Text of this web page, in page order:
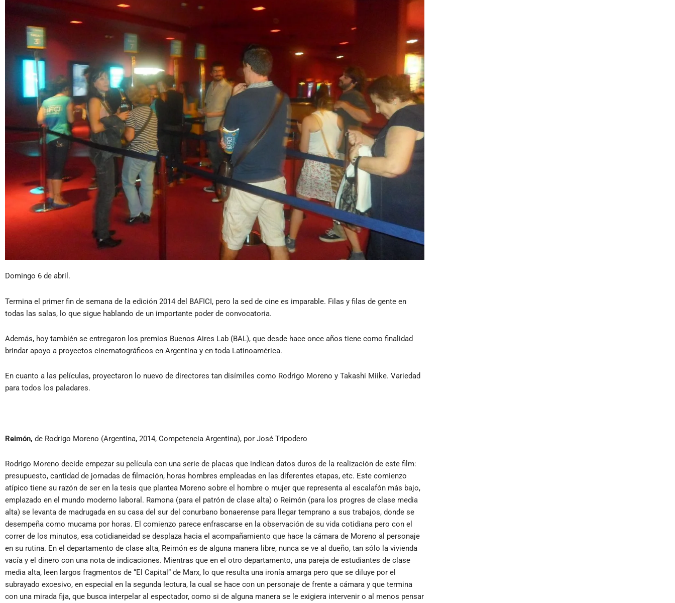
Domingo 6 de abril.
Termina el primer fin de semana de la edición 2014 del BAFICI, pero la sed de cine es imparable. Filas y filas de gente en
todas las salas, lo que sigue hablando de un importante poder de convocatoria.
Además, hoy también se entregaron los premios Buenos Aires Lab (BAL), que desde hace once años tiene como finalidad
brindar apoyo a proyectos cinematográficos en Argentina y en toda Latinoamérica.
En cuanto a las películas, proyectaron lo nuevo de directores tan disímiles como Rodrigo Moreno y Takashi Miike. Variedad
para todos los paladares.
Reimón, de Rodrigo Moreno (Argentina, 2014, Competencia Argentina), por José Tripodero
Rodrigo Moreno decide empezar su película con una serie de placas que indican datos duros de la realización de este film:
presupuesto, cantidad de jornadas de filmación, horas hombres empleadas en las diferentes etapas, etc. Este comienzo
atípico tiene su razón de ser en la tesis que plantea Moreno sobre el hombre o mujer que representa al escalafón más bajo,
emplazado en el mundo moderno laboral. Ramona (para el patrón de clase alta) o Reimón (para los progres de clase media
alta) se levanta de madrugada en su casa del sur del conurbano bonaerense para llegar temprano a sus trabajos, donde se
desempeña como mucama por horas. El comienzo parece enfrascarse en la observación de su vida cotidiana pero con el
correr de los minutos, esa cotidianeidad se desplaza hacia el acompañamiento que hace la cámara de Moreno al personaje
en su rutina. En el departamento de clase alta, Reimón es de alguna manera libre, nunca se ve al dueño, tan sólo la vivienda
vacía y el dinero con una nota de indicaciones. Mientras que en el otro departamento, una pareja de estudiantes de clase
media alta, leen largos fragmentos de “El Capital” de Marx, lo que resulta una ironía amarga pero que se diluye por el
subrayado excesivo, en especial en la segunda lectura, la cual se hace con un personaje de frente a cámara y que termina
con una mirada fija, que busca interpelar al espectador, como si de alguna manera se le exigiera intervenir o al menos pensar